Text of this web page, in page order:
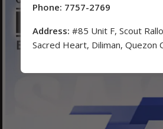
Phone: 7757-2769
Address: #85 Unit F, Scout
Sacred Heart, Diliman, Quezon